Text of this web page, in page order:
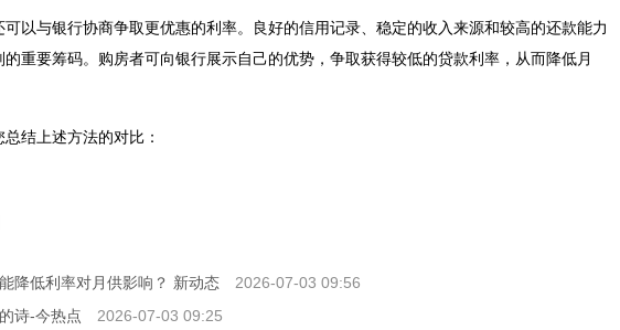
可以与银行协商争取更优惠的利率。良好的信用记录、稳定的收入来源和较高的还款能力
的重要筹码。购房者可向银行展示自己的优势，争取获得较低的贷款利率，从而降低月
总结上述方法的对比：
降低利率对月供影响？ 新动态
2026-07-03 09:56
诗-今热点
2026-07-03 09:25